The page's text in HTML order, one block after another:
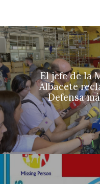
El jefe de la
Albacete
Defensa